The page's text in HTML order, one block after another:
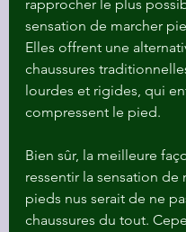
rapprocher le plus
sensation de marcher
Elles offrent une
chaussures
lourdes et rigides, qui
compressent le pied.
Bien sûr, la meilleure
ressentir la sensation de
pieds nus serait de ne
chaussures du tout.